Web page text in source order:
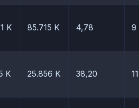
K 85.715 K 4,78 9
K 25.856 K 38,20 11